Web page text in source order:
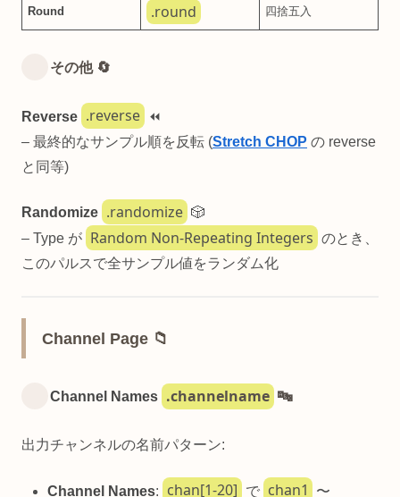
Round .round 四捨五入
その他 🔄
Reverse .reverse
⏪
– 最終的なサンプル順を反転 (Stretch CHOP の reverse
と同等)
Randomize .randomize 🎲
– Type が Random Non-Repeating Integers のとき、
このパルスで全サンプル値をランダム化
Channel Page 📁
Channel Names .channelname 🔤
出力チャンネルの名前パターン:
Channel Names: chan[1-20] で chan1 〜